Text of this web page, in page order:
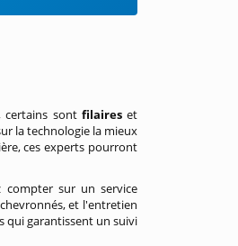
certains sont filaireset
la technologie la mieux
ces experts pourront
compter sur un service
et l'entretien
qui garantissent un suivi